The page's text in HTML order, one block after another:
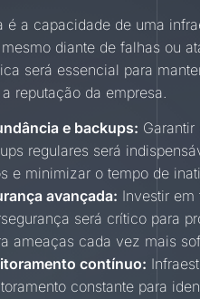
é a capacidade de uma
diante de falhas ou
será essencial para
reputação da empresa.
e backups:
regulares será
e minimizar o tempo de
avançada: Investir em
será crítico para
ameaças cada vez mais
contínuo:
constante para